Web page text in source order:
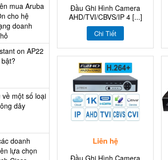
mua Aruba
cho hệ
doanh
on AP22
một số loại
dây
doanh
lựa chọn
Đầu Ghi Hình Camera
AHD/TVI/CBVS/IP 4 [...]
Chi Tiết
Liên hệ
Đầu Ghi Hình Camera